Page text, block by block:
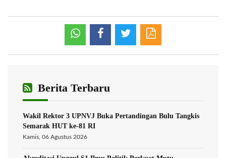
Berita Terbaru
Wakil Rektor 3 UPNVJ Buka Pertandingan Bulu Tangkis
Semarak HUT ke-81 RI
Kamis, 06 Agustus 2026